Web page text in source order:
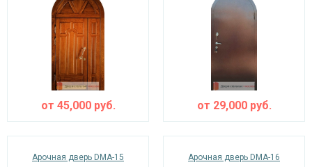
от 45,000руб. от 29,000руб.
Арочная дверь DMA-15 Арочная дверь DMA-16